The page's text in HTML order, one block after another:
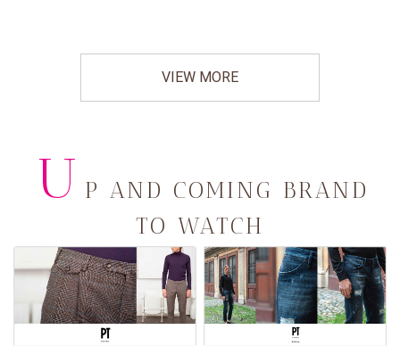
VIEW MORE
U P AND COMING BRAND
TO WATCH